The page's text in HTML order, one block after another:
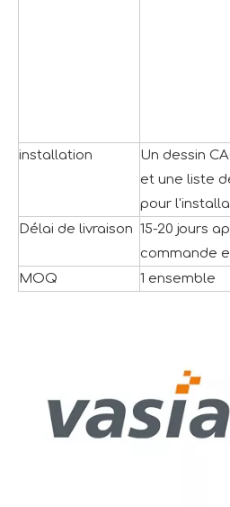
installation
Un dessin
et une liste
pour
Délai de livraison 15-20 jours
commande
MOQ
1 ensemble